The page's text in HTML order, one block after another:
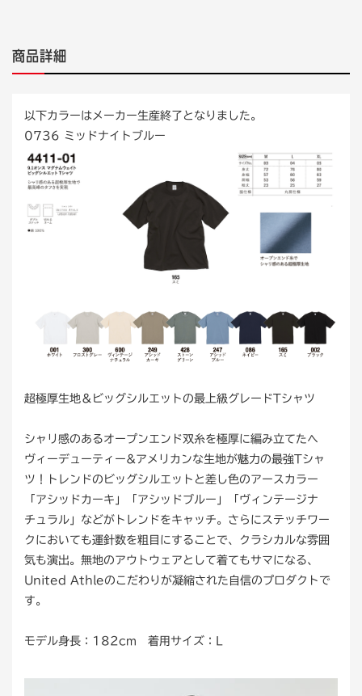
商品詳細
以下カラーはメーカー生産終了となりました。
0736 ミッドナイトブルー
超極厚生地＆ビッグシルエットの最上級グレードTシャツ
シャリ感のあるオープンエンド双糸を極厚に編み立てたヘ
ヴィーデューティー&アメリカンな生地が魅力の最強Tシャ
ツ！トレンドのビッグシルエットと差し色のアースカラー
「アシッドカーキ」「アシッドブルー」「ヴィンテージナ
チュラル」などがトレンドをキャッチ。さらにステッチワー
クにおいても運針数を粗目にすることで、クラシカルな雰囲
気も演出。無地のアウトウェアとして着てもサマになる、
United Athleのこだわりが凝縮された自信のプロダクトで
す。
モデル身長：182cm 着用サイズ：L